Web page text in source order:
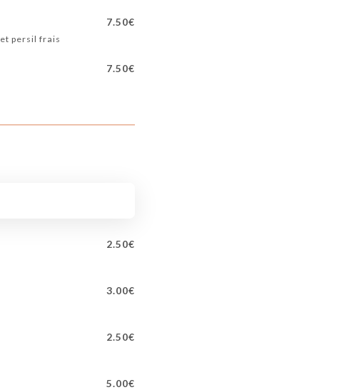
7.50€
persil frais
7.50€
2.50€
3.00€
2.50€
5.00€